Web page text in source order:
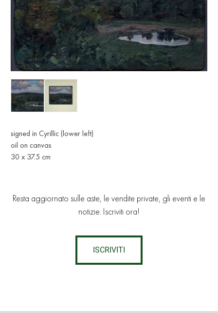
signed in Cyrillic (lower left)
oil on canvas
30 х 37.5 cm
Resta aggiornato sulle aste, le vendite private, gli eventi e le
notizie. Iscriviti ora!
ISCRIVITI